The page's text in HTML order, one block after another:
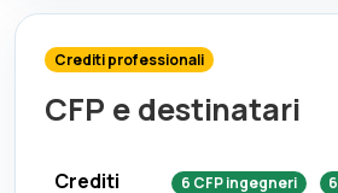
Crediti professionali
CFP e destinatari
Crediti 6 CFPingegneri 6